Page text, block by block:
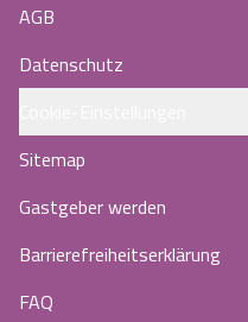
AGB
Datenschutz
Sitemap
Gastgeber werden
Barrierefreiheitserklärung
FAQ